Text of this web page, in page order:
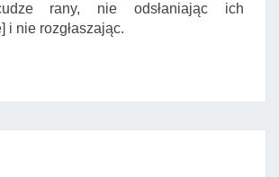
rany, nie odsłaniając ich
i nie rozgłaszając.